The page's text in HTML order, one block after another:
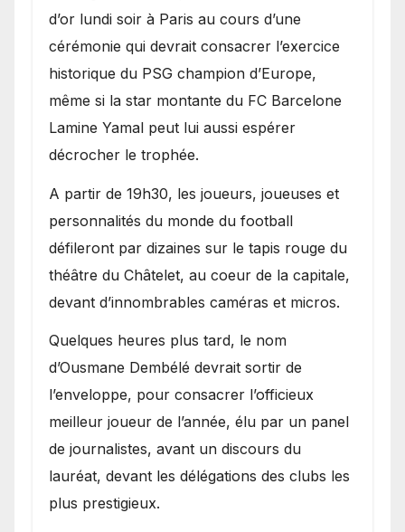
d’or lundi soir à Paris au cours d’une
cérémonie qui devrait consacrer l’exercice
historique du PSG champion d’Europe,
même si la star montante du FC Barcelone
Lamine Yamal peut lui aussi espérer
décrocher le trophée.
A partir de 19h30, les joueurs, joueuses et
personnalités du monde du football
défileront par dizaines sur le tapis rouge du
théâtre du Châtelet, au coeur de la capitale,
devant d’innombrables caméras et micros.
Quelques heures plus tard, le nom
d’Ousmane Dembélé devrait sortir de
l’enveloppe, pour consacrer l’officieux
meilleur joueur de l’année, élu par un panel
de journalistes, avant un discours du
lauréat, devant les délégations des clubs les
plus prestigieux.